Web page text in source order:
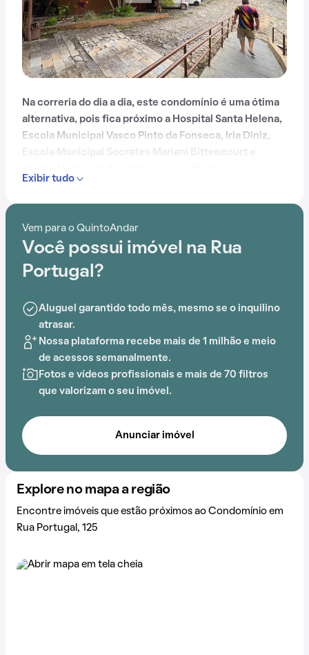
Na correria do dia a dia, este condomínio é uma ótima
alternativa, pois fica próximo a Hospital Santa Helena,
Escola Municipal Vasco Pinto da Fonseca, Iria Diniz,
Bairro da Glória, emContagem.
Exibir tudo
Vem para o QuintoAndar
Você possui imóvel na Rua
Portugal?
Aluguel garantido todo mês, mesmo se o inquilino
atrasar.
Nossa plataforma recebe mais de 1 milhão e meio
de acessos semanalmente.
Fotos e vídeos profissionais e mais de 70 filtros
que valorizam o seu imóvel.
Anunciar imóvel
Explore no mapa a região
Encontre imóveis que estão próximos ao Condomínio em
Rua Portugal, 125